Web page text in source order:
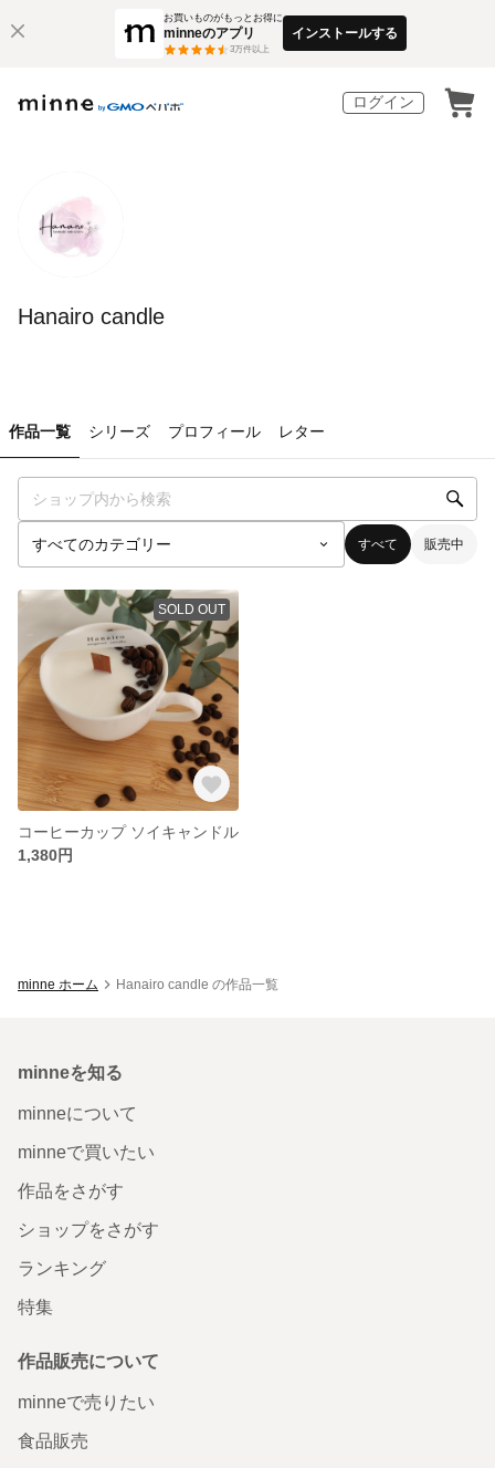
お買いものがもっとお得に
minneのアプリ
3万件以上
インストールする
ログイン
Hanairo candle
作品一覧 シリーズ プロフィール レター
すべて 販売中
SOLD OUT
コーヒーカップ ソイキャンドル
1,380円
minne ホーム Hanairo candle の作品一覧
minneを知る
minneについて
minneで買いたい
作品をさがす
ショップをさがす
ランキング
特集
作品販売について
minneで売りたい
食品販売